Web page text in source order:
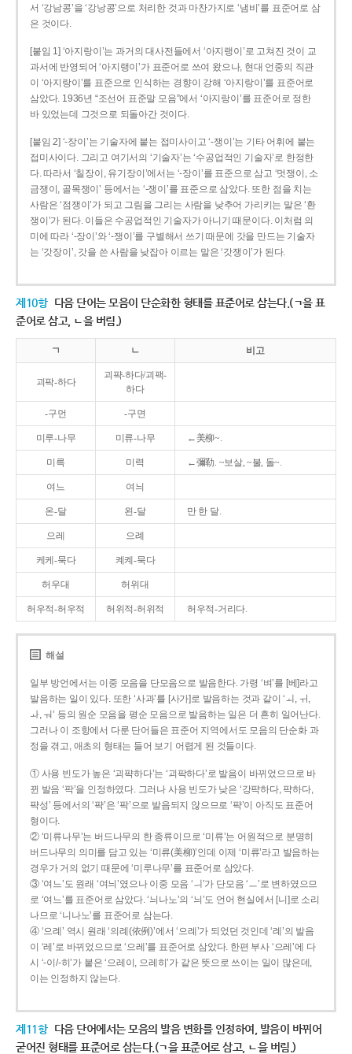
서 ‘강남콩’을 ‘강낭콩’으로 처리한 것과 마찬가지로 ‘냄비’를 표준어로 삼
은 것이다.
[붙임 1] ‘아지랑이’는 과거의 대사전들에서 ‘아지랭이’로 고쳐진 것이 교
과서에 반영되어 ‘아지랭이’가 표준어로 쓰여 왔으나, 현대 언중의 직관
이 ‘아지랑이’를 표준으로 인식하는 경향이 강해 ‘아지랑이’를 표준어로
삼았다. 1936년 “조선어 표준말 모음”에서 ‘아지랑이’를 표준어로 정한
바 있었는데 그것으로 되돌아간 것이다.
[붙임 2] ‘-장이’는 기술자에 붙는 접미사이고 ‘-쟁이’는 기타 어휘에 붙는
접미사이다. 그리고 여기서의 ‘기술자’는 ‘수공업적인 기술자’로 한정한
다. 따라서 ‘칠장이, 유기장이’에서는 ‘-장이’를 표준으로 삼고 ‘멋쟁이, 소
금쟁이, 골목쟁이’ 등에서는 ‘-쟁이’를 표준으로 삼았다. 또한 점을 치는
사람은 ‘점쟁이’가 되고 그림을 그리는 사람을 낮추어 가리키는 말은 ‘환
쟁이’가 된다. 이들은 수공업적인 기술자가 아니기 때문이다. 이처럼 의
미에 따라 ‘-장이’와 ‘-쟁이’를 구별해서 쓰기 때문에 갓을 만드는 기술자
는 ‘갓장이’, 갓을 쓴 사람을 낮잡아 이르는 말은 ‘갓쟁이’가 된다.
제10항 다음 단어는 모음이 단순화한 형태를 표준어로 삼는다.(ㄱ을 표
준어로 삼고, ㄴ을 버림.)
ㄱ ㄴ 비고
괴팍-하다
괴퍅-하다/괴팩-
하다
-구먼 -구면
미루-나무 미류-나무 ←美柳~.
미륵 미력 ←彌勒. ~보살, ~불, 돌~.
여느 여늬
온-달 왼-달 만 한 달.
으레 으례
케케-묵다 켸켸-묵다
허우대 허위대
허우적-허우적 허위적-허위적 허우적-거리다.
해설
일부 방언에서는 이중 모음을 단모음으로 발음한다. 가령 ‘벼’를 [베]라고
발음하는 일이 있다. 또한 ‘사과’를 [사가]로 발음하는 것과 같이 ‘ㅚ, ㅟ,
ㅘ, ㅝ’ 등의 원순 모음을 평순 모음으로 발음하는 일은 더 흔히 일어난다.
그러나 이 조항에서 다룬 단어들은 표준어 지역에서도 모음의 단순화 과
정을 겪고, 애초의 형태는 들어 보기 어렵게 된 것들이다.
① 사용 빈도가 높은 ‘괴퍅하다’는 ‘괴팍하다’로 발음이 바뀌었으므로 바
뀐 발음 ‘팍’을 인정하였다. 그러나 사용 빈도가 낮은 ‘강퍅하다, 퍅하다,
퍅성’ 등에서의 ‘퍅’은 ‘팍’으로 발음되지 않으므로 ‘퍅’이 아직도 표준어
형이다.
② ‘미류나무’는 버드나무의 한 종류이므로 ‘미류’는 어원적으로 분명히
버드나무의 의미를 담고 있는 ‘미류(美柳)’인데 이제 ‘미류’라고 발음하는
경우가 거의 없기 때문에 ‘미루나무’를 표준어로 삼았다.
③ ‘여느’도 원래 ‘여늬’였으나 이중 모음 ‘ㅢ’가 단모음 ‘ㅡ’로 변하였으므
로 ‘여느’를 표준어로 삼았다. ‘늬나노’의 ‘늬’도 언어 현실에서 [니]로 소리
나므로 ‘니나노’를 표준어로 삼는다.
④ ‘으례’ 역시 원래 ‘의례(依例)’에서 ‘으례’가 되었던 것인데 ‘례’의 발음
이 ‘레’로 바뀌었으므로 ‘으레’를 표준어로 삼았다. 한편 부사 ‘으레’에 다
시 ‘-이/-히’가 붙은 ‘으레이, 으레히’가 같은 뜻으로 쓰이는 일이 많은데,
이는 인정하지 않는다.
제11항 다음 단어에서는 모음의 발음 변화를 인정하여, 발음이 바뀌어
굳어진 형태를 표준어로 삼는다.(ㄱ을 표준어로 삼고, ㄴ을 버림.)